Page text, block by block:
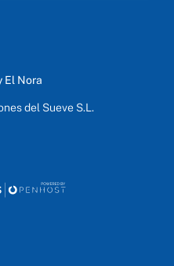
El Nora
del Sueve S.L.